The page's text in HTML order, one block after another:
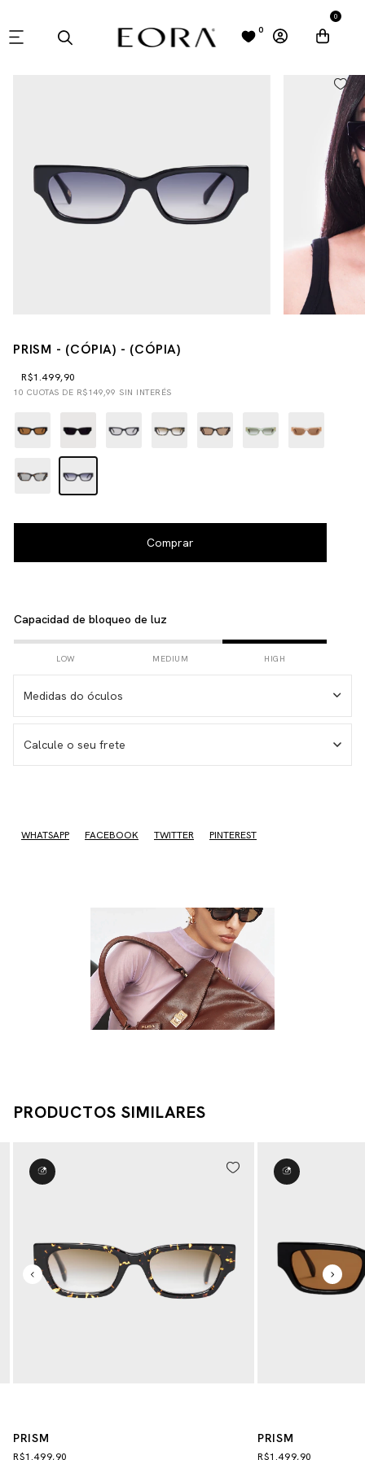
0
0
PRISM - (CÓPIA) - (CÓPIA)
R$1.499,90
10 CUOTAS DE R$149,99 SIN INTERÉS
Capacidad de bloqueo de luz
LOW MEDIUM HIGH
Medidas do óculos
Calcule o seu frete
WHATSAPP
FACEBOOK TWITTER PINTEREST
PRODUCTOS SIMILARES
PRISM
R$1.499,90
PRISM
R$1.499,90